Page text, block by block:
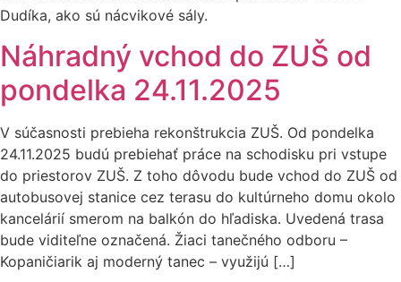
Dudíka, ako sú nácvikové sály.
Náhradný vchod do ZUŠ od
pondelka 24.11.2025
V súčasnosti prebieha rekonštrukcia ZUŠ. Od pondelka
24.11.2025 budú prebiehať práce na schodisku pri vstupe
do priestorov ZUŠ. Z toho dôvodu bude vchod do ZUŠ od
autobusovej stanice cez terasu do kultúrneho domu okolo
kancelárií smerom na balkón do hľadiska. Uvedená trasa
bude viditeľne označená. Žiaci tanečného odboru –
Kopaničiarik aj moderný tanec – využijú […]